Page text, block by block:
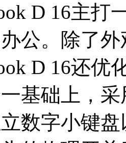
D 16主打
公。除了
D 16还优
基础上，
数字小键